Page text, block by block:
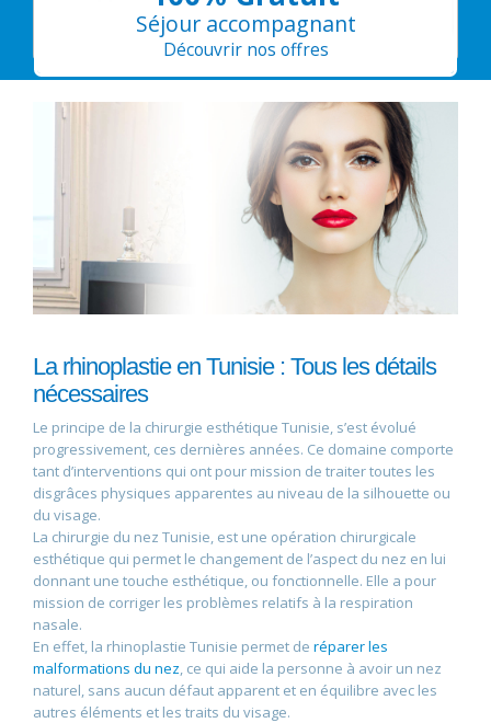
Séjour accompagnant
Découvrir nos offres
La rhinoplastie en Tunisie : Tous les détails
nécessaires
Le principe de la chirurgie esthétique Tunisie, s’est évolué
progressivement, ces dernières années. Ce domaine comporte
tant d’interventions qui ont pour mission de traiter toutes les
disgrâces physiques apparentes au niveau de la silhouette ou
du visage.
La chirurgie du nez Tunisie, est une opération chirurgicale
esthétique qui permet le changement de l’aspect du nez en lui
donnant une touche esthétique, ou fonctionnelle. Elle a pour
mission de corriger les problèmes relatifs à la respiration
nasale.
En effet, la rhinoplastie Tunisie permet de réparer les
malformations du nez, ce qui aide la personne à avoir un nez
naturel, sans aucun défaut apparent et en équilibre avec les
autres éléments et les traits du visage.